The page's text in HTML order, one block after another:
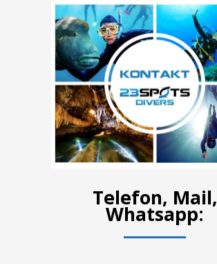
Telefon, Mail,
Whatsapp: